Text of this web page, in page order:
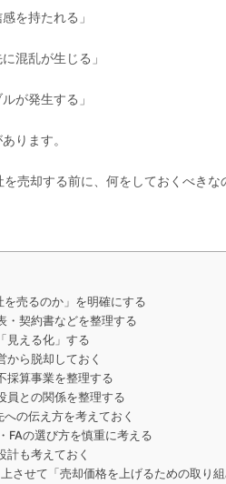
を持たれる」
混乱が生じる」
が発生する」
ります。
売却する前に、何をしておくべきな
を売るのか」を明確にする
・契約書などを整理する
見える化」する
から脱却しておく
採算事業を整理する
員との関係を整理する
の伝え方を考えておく
FAの選び方を慎重に考える
計も考えておく
させて「売却価格を上げるための取り組